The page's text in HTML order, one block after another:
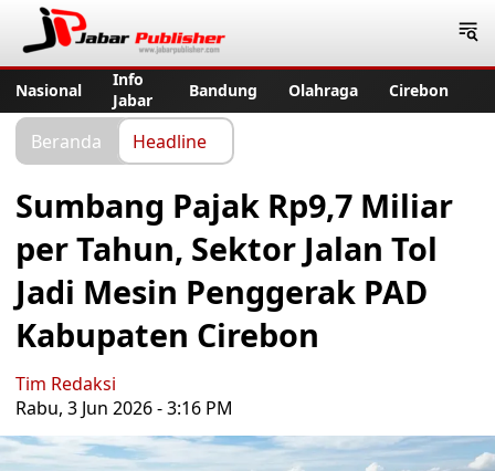
Nasional
Info
Jabar
Bandung Olahraga Cirebon
Beranda Headline
Sumbang Pajak Rp9,7 Miliar
per Tahun, Sektor Jalan Tol
Jadi Mesin Penggerak PAD
Kabupaten Cirebon
Tim Redaksi
Rabu, 3 Jun 2026 - 3:16 PM